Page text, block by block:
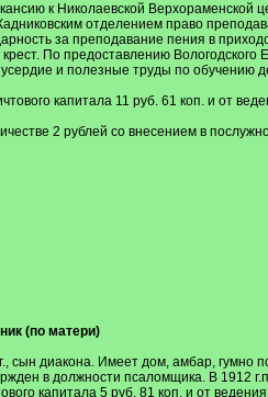
к Николаевской Верхораменской
отделением право
за преподавание пения в
По предоставлению Вологодского
и полезные труды по обучению
капитала 11 руб. 61 коп. и от
2 рублей со внесением в
(по матери)
сын диакона. Имеет дом, амбар, гумно
в должности псаломщика. В 1912
капитала 5 руб. 81 коп. и от